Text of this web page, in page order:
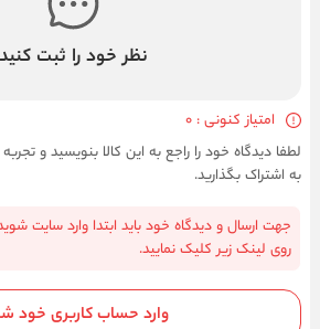
نظر خود را ثبت کنید
امتیاز کنونی : 0
لطفا دیدگاه خود را راجع به این کالا بنویسید و تجربه
به اشتراک بگذارید.
جهت ارسال و دیدگاه خود باید ابتدا وارد سایت
روی لینک زیر کلیک نمایید.
وارد حساب کاربری خود